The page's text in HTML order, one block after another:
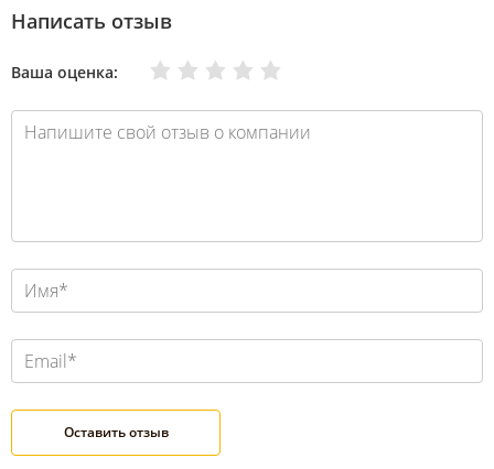
Написать отзыв
Ваша оценка: Отлично
Хорошо
Нормально
Плохо
Очень плохо